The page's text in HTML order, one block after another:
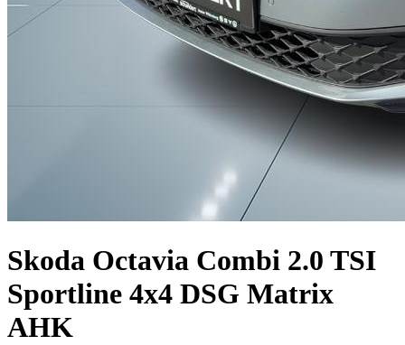
Skoda Octavia Combi 2.0 TSI
Sportline 4x4 DSG Matrix
AHK